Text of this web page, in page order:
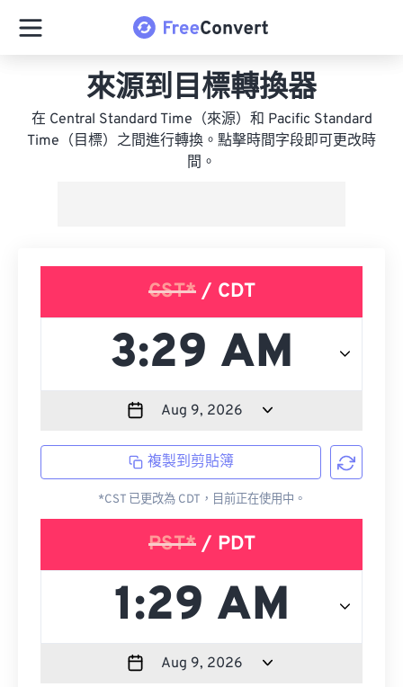
來源到目標轉換器
在 Central Standard Time（來源）和 Pacific Standard
Time（目標）之間進行轉換。點擊時間字段即可更改時
間。
CST*/ CDT
複製到剪貼簿
*CST 已更改為 CDT，目前正在使用中。
PST*/ PDT